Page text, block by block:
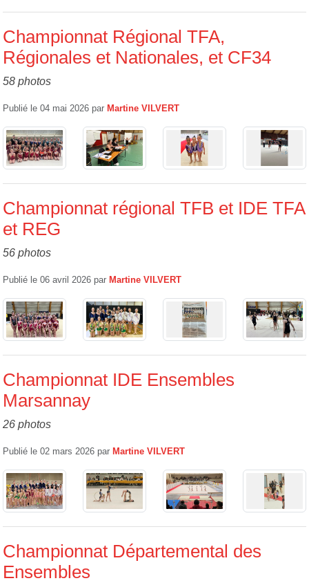
Championnat Régional TFA,
Régionales et Nationales, et CF34
58 photos
Publié le 04 mai 2026 par Martine VILVERT
Championnat régional TFB et IDE TFA
et REG
56 photos
Publié le 06 avril 2026 par Martine VILVERT
Championnat IDE Ensembles
Marsannay
26 photos
Publié le 02 mars 2026 par Martine VILVERT
Championnat Départemental des
Ensembles